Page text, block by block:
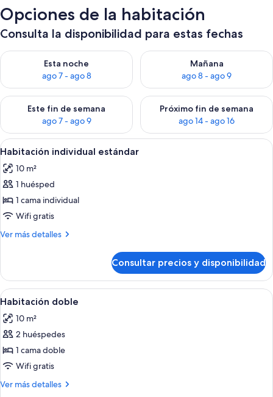
Opciones de la habitación
Consulta la disponibilidad para estas fechas
Esta noche
ago 7 - ago 8
Consulta la disponibilidad para esta noche, ago 7 - ago 8
Mañana
ago 8 - ago 9
Consulta la disponibilidad
Este fin de semana
ago 7 - ago 9
Consulta la disponibilidad para este fin de semana, ago 7 -
Próximo fin de semana
ago 14 - ago 16
Consulta la disponibilidad
Abrir
todas
las
fotos
de
Habitación
individual
Habitación individual estándar |
2
Habitación individual estándar
10 m²
1 huésped
1 cama individual
Wifi gratis
Ver más detalles
Más
individual
estándar
Consultar precios y disponibilidad
Abrir
todas
las
fotos
de
Habitación
doble
Habitación doble | Escritorio,
2
Habitación doble
10 m²
2 huéspedes
1 cama doble
Wifi gratis
Ver más detalles
Más